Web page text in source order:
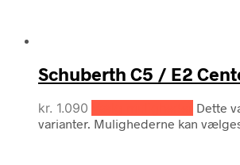
Schuberth C5 / E2
kr. 1.090
Dette
varianter. Mulighederne kan